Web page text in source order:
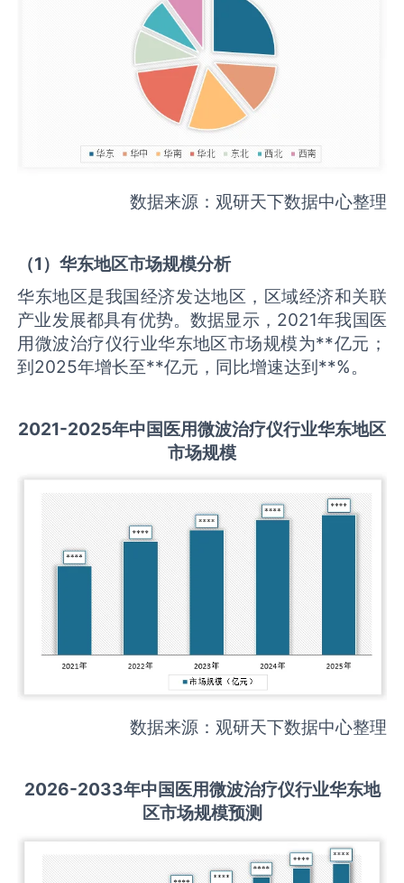
数据来源：观研天下数据中心整理
（1）华东地区市场规模分析
华东地区是我国经济发达地区，区域经济和关联
产业发展都具有优势。数据显示，2021年我国医
用微波治疗仪行业华东地区市场规模为**亿元；
到2025年增长至**亿元，同比增速达到**%。
2021-2025年中国医用微波治疗仪行业华东地区
市场规模
数据来源：观研天下数据中心整理
2026-2033年中国医用微波治疗仪行业华东地
区市场规模预测